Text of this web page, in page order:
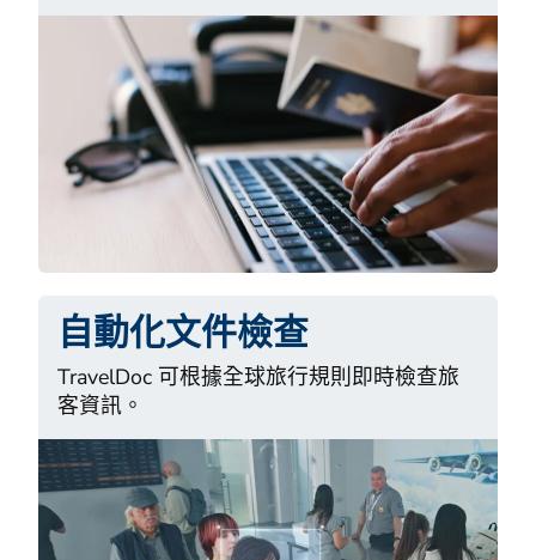
自動化文件檢查
TravelDoc 可根據全球旅行規則即時檢查旅
客資訊。